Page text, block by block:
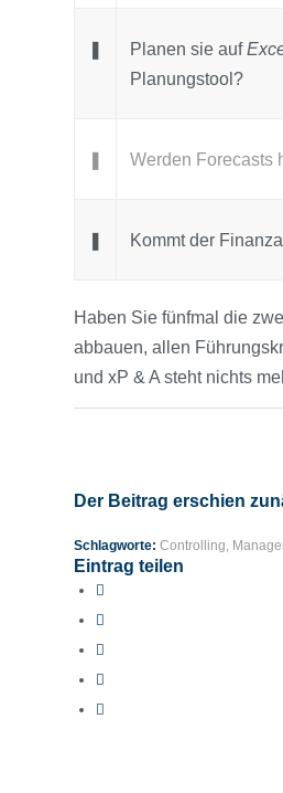
Planen sie auf
Planungstool?
Werden Forecasts
Kommt der
Haben Sie fünfmal die
abbauen, allen
und xP & A steht nichts
Der Beitrag erschien
Schlagworte: Controlling
Eintrag teilen